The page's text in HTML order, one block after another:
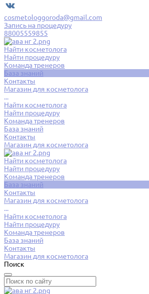
cosmetologgoroda@gmail.com
Запись на процедуру
88005559855
Найти косметолога
Найти процедуру
Команда тренеров
База знаний
Контакты
Магазин для косметолога
...
Найти косметолога
Найти процедуру
Команда тренеров
База знаний
Контакты
Магазин для косметолога
Найти косметолога
Найти процедуру
Команда тренеров
База знаний
Контакты
Магазин для косметолога
...
Найти косметолога
Найти процедуру
Команда тренеров
База знаний
Контакты
Магазин для косметолога
Поиск